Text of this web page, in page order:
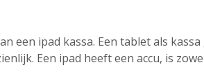
een ipad kassa. Een tablet als
Een ipad heeft een accu, is